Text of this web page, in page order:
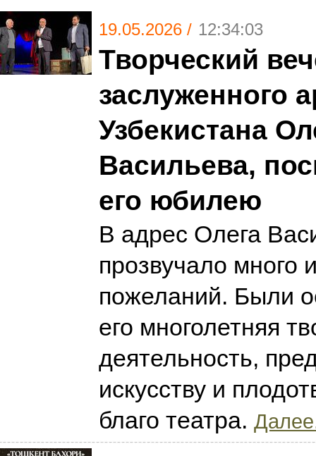
19.05.2026 / 12:34:03
Творческий
заслуженного
Узбекистана
Васильева,
его юбилею
В адрес Олега
прозвучало много
пожеланий. Были
его многолетняя
деятельность,
искусству и
благо театра.